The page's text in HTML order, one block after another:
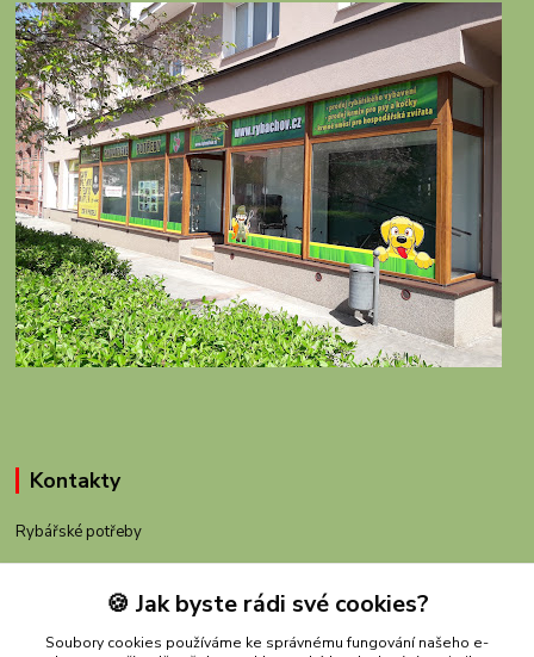
Kontakty
Rybářské potřeby
+420 605 983 110
obchod@rybachov.cz
🍪 Jak byste rádi své cookies?
Soubory cookies používáme ke správnému fungování našeho e-